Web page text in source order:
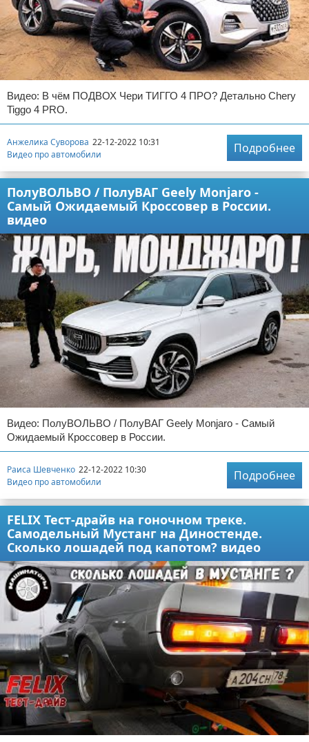
Видео: В чём ПОДВОХ Чери ТИГГО 4 ПРО? Детально Chery
Tiggo 4 PRO.
Анжелика Суворова 22-12-2022 10:31
Видео про автомобили
Подробнее
ПолуВОЛЬВО / ПолуВАГ Geely Monjaro -
Самый Ожидаемый Кроссовер в России.
видео
Видео: ПолуВОЛЬВО / ПолуВАГ Geely Monjaro - Самый
Ожидаемый Кроссовер в России.
Раиса Шевченко 22-12-2022 10:30
Видео про автомобили
Подробнее
FELIX Тест-драйв на гоночном треке.
Самодельный Мустанг на Диностенде.
Сколько лошадей под капотом? видео